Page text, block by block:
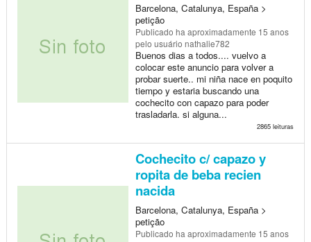
Barcelona, Catalunya, España >
petição
Publicado ha aproximadamente 15 anos
pelo usuário nathalie782
Buenos dias a todos.... vuelvo a
colocar este anuncio para volver a
probar suerte.. mi niña nace en poquito
tiempo y estaria buscando una
cochecito con capazo para poder
trasladarla. si alguna...
2865 leituras
Cochecito c/ capazo y
ropita de beba recien
nacida
Barcelona, Catalunya, España >
petição
Publicado ha aproximadamente 15 anos